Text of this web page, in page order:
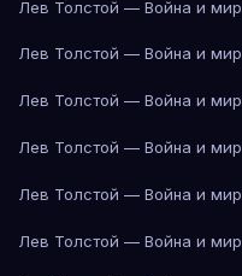
Лев Толстой — Война и мир
Лев Толстой — Война и мир
Лев Толстой — Война и мир
Лев Толстой — Война и мир
Лев Толстой — Война и мир
Лев Толстой — Война и мир